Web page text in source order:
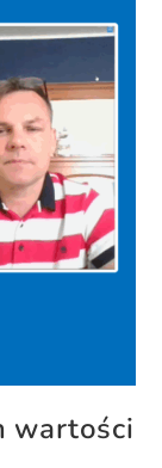
wartości